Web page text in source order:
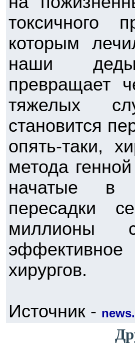
токсичного
которым
наши деды.
превращает
тяжелых
становится
опять-таки,
метода
начатые в
пересадки
миллионы
хирургов.
Источник -